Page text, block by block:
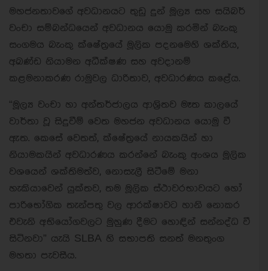
මහජනතාවගේ අවධානයට තුඩු දුන් මූල්‍ය සහ සයිබර්
වංචා සම්බන්ධයෙන් අවධානය යොමු කරමින් බැංකු
සංගමය බැංකු ක්ෂේත්‍රයේ මූලික පදනමෙහි ශක්තිය,
අඛණ්ඩ නියාමන අධීක්ෂණ සහ අවදානම්
කළමනාකරණ රාමුවල ධාරිතාව, අවධාරණය කළේය.
“මූල්‍ය වංචා හා අන්තර්ජාලය ආශ්‍රිතව මෑත කාලයේ
වාර්තා වූ සිදුවීම් වෙත මහජන අවධානය යොමු වී
ඇත. කෙසේ වෙතත්, ක්ෂේත්‍රයේ නායකයින් හා
නියාමකයින් අවධාරණය කරන්නේ බැංකු අංශය මූලික
වශයෙන් ශක්තිමත්ව, නොසැලී සිටීමේ මනා
හැකියාවෙන් යුක්තව, තම මූලික ස්ථාවරභාවයට හෝ
පාරිභෝගික තැන්පතු වල ආරක්ෂාවට හානි නොකර
එවැනි අභියෝගවලට මුහුණ දීමට හොඳින් සන්නද්ධ වී
සිටිනවා” යැයි SLBA හි සභාපති සනත් මනතුංග
මහතා පැවසීය.